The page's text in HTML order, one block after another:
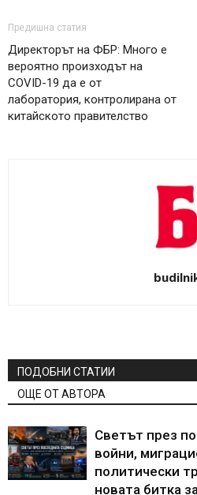
Предишна статия
Директорът на ФБР: Много е
вероятно произходът на
COVID-19 да е от
лаборатория, контролирана от
китайското правителство
ПОДОБНИ СТАТИИ
ОЩЕ ОТ АВТОРА
Светът през
войни,
политически
новата битка